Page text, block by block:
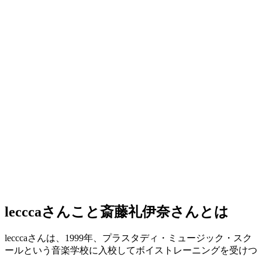
lecccaさんこと斎藤礼伊奈さんとは
lecccaさんは、1999年、プラスタディ・ミュージック・スク
ールという音楽学校に入校してボイストレーニングを受けつ